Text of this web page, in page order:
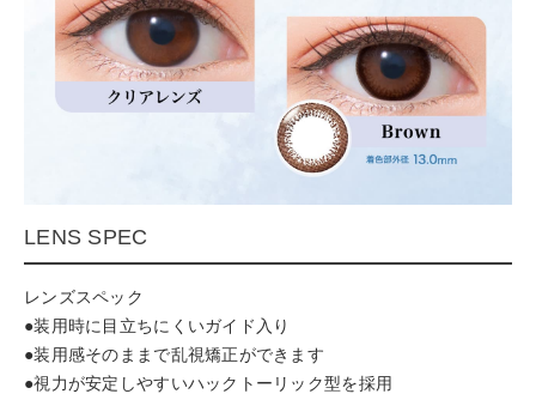
LENS SPEC
レンズスペック
●装用時に目立ちにくいガイド入り
●装用感そのままで乱視矯正ができます
●視力が安定しやすいハックトーリック型を採用